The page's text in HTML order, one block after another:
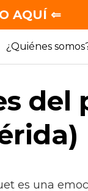
¿Quiénes
del
es una
AQUÍ ⇐